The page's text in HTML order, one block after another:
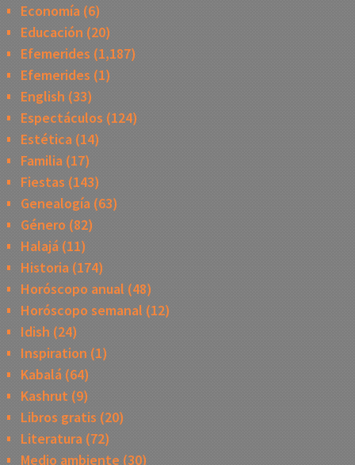
Economía(6)
Educación (20)
Efemerides (1,187)
Efemerides (1)
English (33)
Espectáculos (124)
Estética(14)
Familia(17)
Fiestas (143)
Genealogía(63)
Género (82)
Halajá(11)
Historia(174)
Horóscopo anual (48)
Horóscopo semanal (12)
Idish (24)
Inspiration (1)
Kabalá(64)
Kashrut (9)
Libros gratis (20)
Literatura(72)
Medio ambiente (30)